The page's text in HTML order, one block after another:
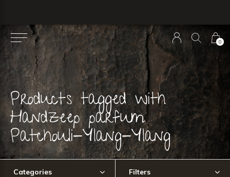
0
Products tagged with
Handzeep parfum
Patchouli-Ylang-Ylang
Categories Filters